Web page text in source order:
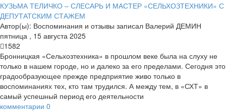
КУЗЬМА ТЕЛИЧКО – СЛЕСАРЬ И МАСТЕР «СЕЛЬХОЗТЕХНИКИ» С
ДЕПУТАТСКИМ СТАЖЕМ
Автор(ы): Воспоминания и отзывы записал Валерий ДЕМИН
пятница , 15 августа 2025
1582
Бронницкая «Сельхозтехника» в прошлом веке была на слуху не
только в нашем городе, но и далеко за его пределами. Сегодня это
градообразующее прежде предприятие живо только в
воспоминаниях тех, кто там трудился. А между тем, в «СХТ» в
самый успешный период его деятельности
комментарии 0